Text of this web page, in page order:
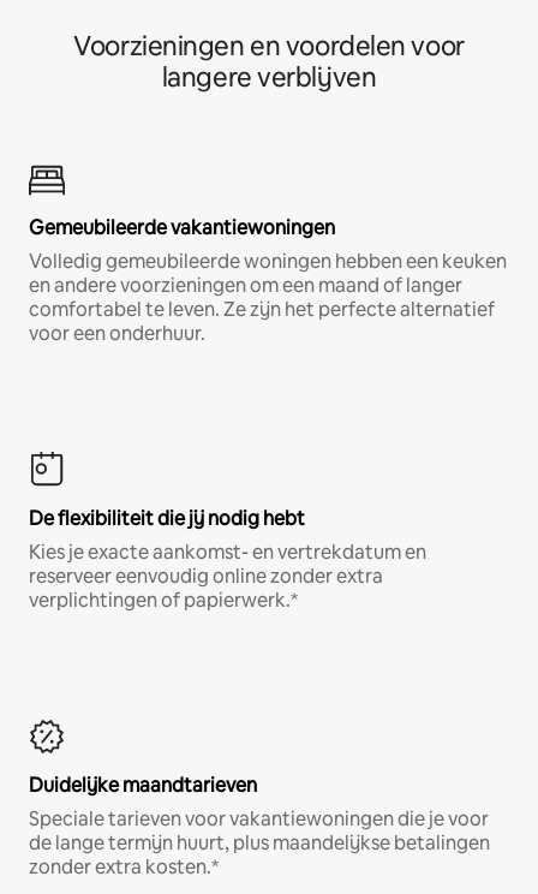
Voorzieningen en voordelen voor
langere verblijven
Gemeubileerde vakantiewoningen
Volledig gemeubileerde woningen hebben een keuken
en andere voorzieningen om een maand of langer
comfortabel te leven. Ze zijn het perfecte alternatief
voor een onderhuur.
De flexibiliteit die jij nodig hebt
Kies je exacte aankomst- en vertrekdatum en
reserveer eenvoudig online zonder extra
verplichtingen of papierwerk.*
Duidelijke maandtarieven
Speciale tarieven voor vakantiewoningen die je voor
de lange termijn huurt, plus maandelijkse betalingen
zonder extra kosten.*